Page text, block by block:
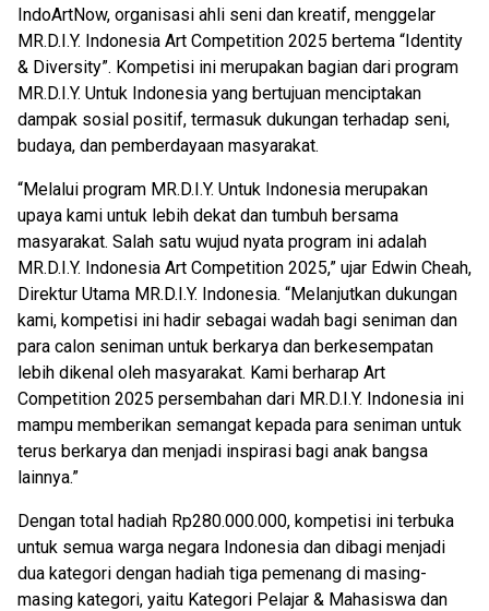
IndoArtNow, organisasi ahli seni dan kreatif, menggelar
MR.D.I.Y. Indonesia Art Competition 2025 bertema “Identity
& Diversity”. Kompetisi ini merupakan bagian dari program
MR.D.I.Y. Untuk Indonesia yang bertujuan menciptakan
dampak sosial positif, termasuk dukungan terhadap seni,
budaya, dan pemberdayaan masyarakat.
“Melalui program MR.D.I.Y. Untuk Indonesia merupakan
upaya kami untuk lebih dekat dan tumbuh bersama
masyarakat. Salah satu wujud nyata program ini adalah
MR.D.I.Y. Indonesia Art Competition 2025,” ujar Edwin Cheah,
Direktur Utama MR.D.I.Y. Indonesia. “Melanjutkan dukungan
kami, kompetisi ini hadir sebagai wadah bagi seniman dan
para calon seniman untuk berkarya dan berkesempatan
lebih dikenal oleh masyarakat. Kami berharap Art
Competition 2025 persembahan dari MR.D.I.Y. Indonesia ini
mampu memberikan semangat kepada para seniman untuk
terus berkarya dan menjadi inspirasi bagi anak bangsa
lainnya.”
Dengan total hadiah Rp280.000.000, kompetisi ini terbuka
untuk semua warga negara Indonesia dan dibagi menjadi
dua kategori dengan hadiah tiga pemenang di masing-
masing kategori, yaitu Kategori Pelajar & Mahasiswa dan